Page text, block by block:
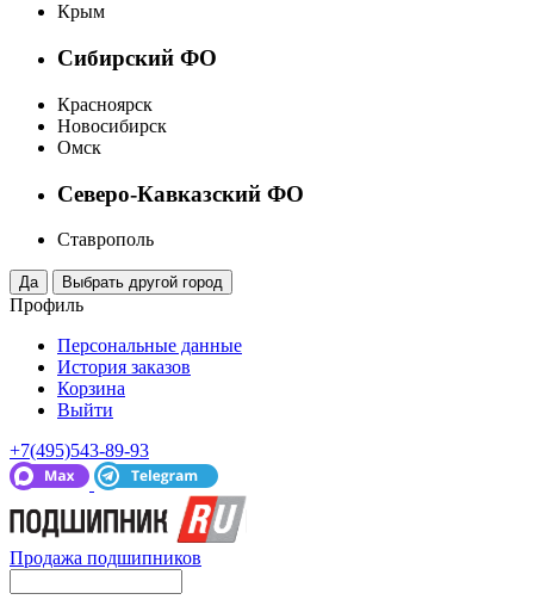
Крым
Сибирский ФО
Красноярск
Новосибирск
Омск
Северо-Кавказский ФО
Ставрополь
Профиль
Персональные данные
История заказов
Корзина
Выйти
+7(495)543-89-93
Продажа подшипников